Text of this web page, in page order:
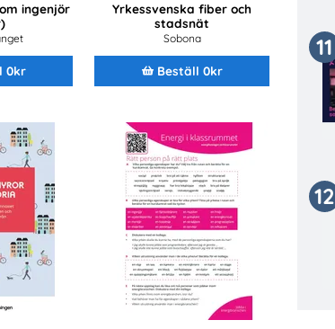
ingenjör
0kr
Yrkessvenska fiber och
stadsnät
Sobona
Beställ 0kr
11
12